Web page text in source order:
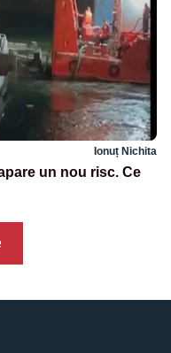
Ionuț Nichita
un nou risc. Ce